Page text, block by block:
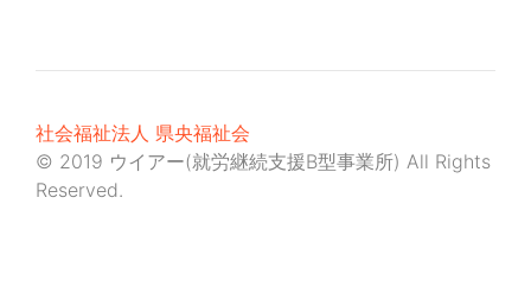
社会福祉法人 県央福祉会
© 2019 ウイアー(就労継続支援B型事業所) All Rights
Reserved.